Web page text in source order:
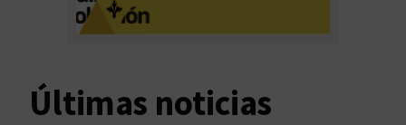
i
g
n
Últimas noticias